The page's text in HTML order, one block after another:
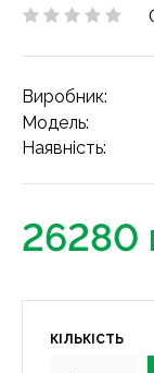
Виробник:
Модель:
Наявність:
26280
КІЛЬКІСТЬ